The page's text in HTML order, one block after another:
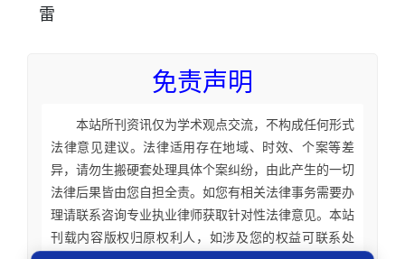
雷
免责声明
本站所刊资讯仅为学术观点交流，不构成任何形式
法律意见建议。法律适用存在地域、时效、个案等差
异，请勿生搬硬套处理具体个案纠纷，由此产生的一切
法律后果皆由您自担全责。如您有相关法律事务需要办
理请联系咨询专业执业律师获取针对性法律意见。本站
刊载内容版权归原权利人，如涉及您的权益可联系处